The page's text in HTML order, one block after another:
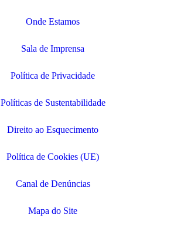
Onde Estamos
Sala de Imprensa
Política de Privacidade
Políticas de Sustentabilidade
Direito ao Esquecimento
Política de Cookies (UE)
Canal de Denúncias
Mapa do Site